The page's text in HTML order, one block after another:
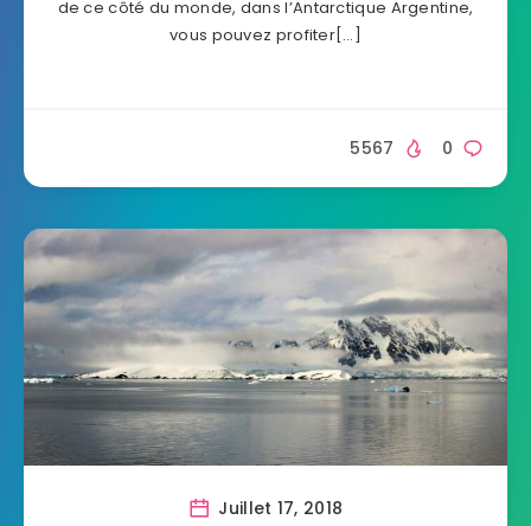
de ce côté du monde, dans l’Antarctique Argentine,
vous pouvez profiter[…]
0
5567
Juillet 17, 2018